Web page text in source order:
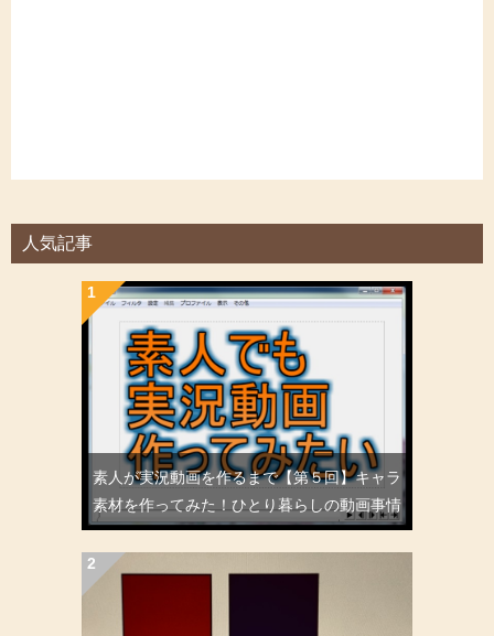
人気記事
素人が実況動画を作るまで【第５回】キャラ
素材を作ってみた！ひとり暮らしの動画事情